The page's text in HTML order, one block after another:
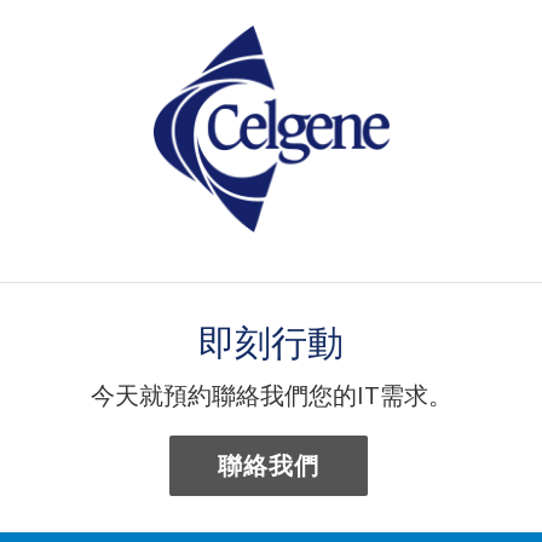
即刻行動
今天就預約聯絡我們您的IT需求。
聯絡我們